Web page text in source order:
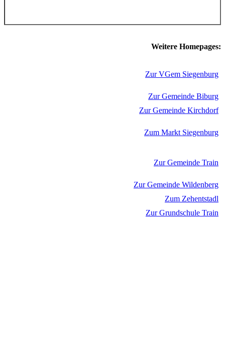
Weitere Homepages:
Zur VGem Siegenburg
Zur Gemeinde Biburg
Zur Gemeinde Kirchdorf
Zum Markt Siegenburg
Zur Gemeinde Train
Zur Gemeinde Wildenberg
Zum Zehentstadl
Zur Grundschule Train